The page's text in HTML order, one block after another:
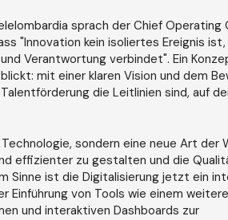
sprach der Chief Operating
"Innovation kein isoliertes Ereignis
Verantwortung verbindet". Ein
mit einer klaren Vision und dem
die Leitlinien sind, auf
sondern eine neue Art der
effizienter zu gestalten und die
Sinne ist die Digitalisierung jetzt ein
Einführung von Tools wie einem
und interaktiven Dashboards zur